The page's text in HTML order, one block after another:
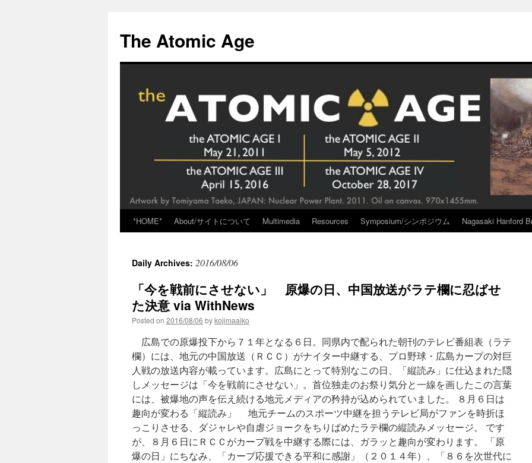
content
The Atomic Age
*HOME* About/サイトについて Multimedia Resources Symposium/シンポジウム Nagasaki Hanford
Daily Archives: 2016/08/06
「今を戦前にさせない」 原爆の日、中国放送がラテ欄に忍ばせ
た決意 via WithNews
Posted on 2016/08/06 bykojimaaiko
広島での原爆投下から７１年となる６日。同県内で配られた朝刊のテレビ番組表（ラテ
欄）には、地元の中国放送（ＲＣＣ）がナイター中継する、プロ野球・広島カープの対巨
人戦の放送内容が載っています。広島にとって特別なこの日、「縦読み」に仕込まれた隠
しメッセージは「今を戦前にさせない」。首位独走のお祭り気分と一線を画したこの言葉
には、被爆地の声を伝え続ける地元メディアの矜持が込められていました。 ８月６日は
趣向が変わる「縦読み」 地元チームのスポーツ中継を担うテレビ局がファンを時折ほ
っこりさせる、ダジャレや自虐ジョークをちりばめたラテ欄の縦読みメッセージ。 です
が、８月６日にＲＣＣがカープ戦を中継する際には、ガラッと趣向が変わります。 「原
爆の日」にちなみ、「カープ応援できる平和に感謝」（２０１４年）、「８６を次世代に